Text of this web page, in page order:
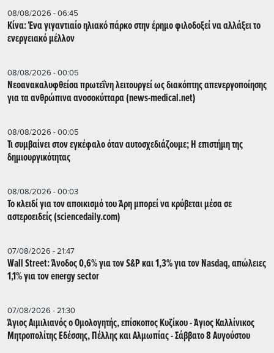
08/08/2026 - 06:45
Κίνα: Ένα γιγαντιαίο ηλιακό πάρκο στην έρημο φιλοδοξεί να αλλάξει το
ενεργειακό μέλλον
08/08/2026 - 00:05
Νεοανακαλυφθείσα πρωτεΐνη λειτουργεί ως διακόπτης απενεργοποίησης
για τα ανθρώπινα ανοσοκύτταρα (news-medical.net)
08/08/2026 - 00:05
Τι συμβαίνει στον εγκέφαλο όταν αυτοσχεδιάζουμε; Η επιστήμη της
δημιουργικότητας
08/08/2026 - 00:03
Το κλειδί για τον αποικισμό του Άρη μπορεί να κρύβεται μέσα σε
αστεροειδείς (sciencedaily.com)
07/08/2026 - 21:47
Wall Street: Άνοδος 0,6% για τον S&P και 1,3% για τον Nasdaq, απώλειες
1,1% για τον energy sector
07/08/2026 - 21:30
Άγιος Αιμιλιανός ο Ομολογητής, επίσκοπος Κυζίκου - Άγιος Καλλίνικος
Μητροπολίτης Εδέσσης, Πέλλης και Αλμωπίας - Σάββατο 8 Αυγούστου